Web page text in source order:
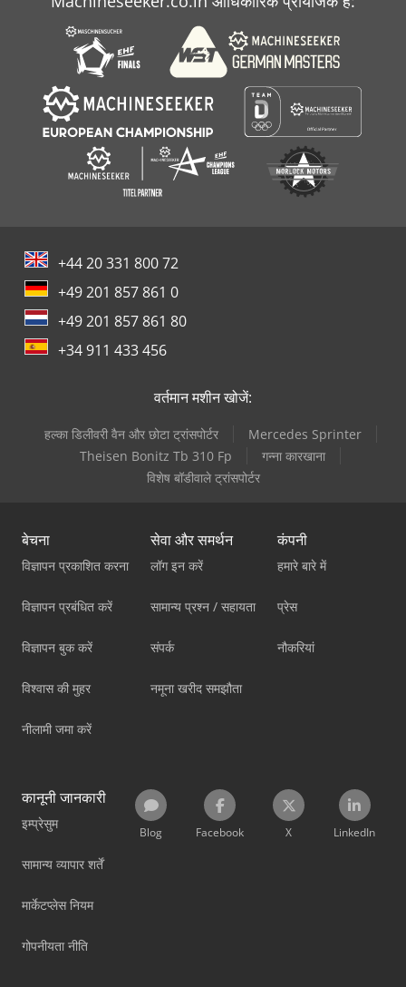
+44 20 331 800 72
+49 201 857 861 0
+49 201 857 861 80
+34 911 433 456
वर्तमान मशीन खोजें:
हल्का डिलीवरी वैन और छोटा ट्रांसपोर्टर
Mercedes Sprinter
Theisen Bonitz Tb 310 Fp
गन्ना कारखाना
विशेष बॉडीवाले ट्रांसपोर्टर
बेचना
विज्ञापन प्रकाशित करना
विज्ञापन प्रबंधित करें
विज्ञापन बुक करें
विश्वास की मुहर
नीलामी जमा करें
सेवा और समर्थन
लॉग इन करें
सामान्य प्रश्न / सहायता
संपर्क
नमूना खरीद समझौता
कंपनी
हमारे बारे में
प्रेस
नौकरियां
कानूनी जानकारी
इम्प्रेसुम
सामान्य व्यापार शर्तें
मार्केटप्लेस नियम
गोपनीयता नीति
Blog Facebook X LinkedIn